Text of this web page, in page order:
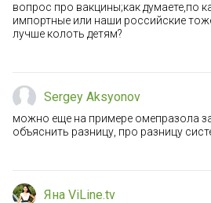
вопрос про вакцины;как думаете,по
импортные или наши российские
лучше колоть детям?
Sergey Aksyonov
можно еще на примере омепразола
объяснить разницу, про разницу
Яна ViLine.tv